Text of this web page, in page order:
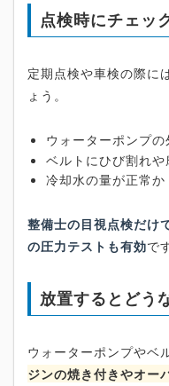
点検時にチェッ
定期点検や車検の際に
ょう。
ウォーターポンプ
ベルトにひび割れ
冷却水の量が正常か
整備士の目視点検だけ
の圧力テストも有効で
放置するとどう
ウォーターポンプやベ
ジンの焼き付きやオー